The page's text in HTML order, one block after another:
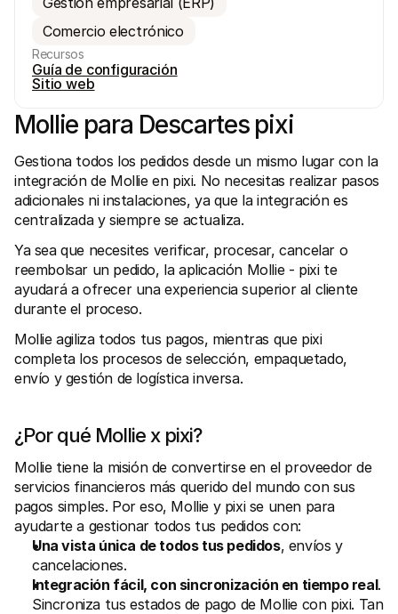
Comercio electrónico
Recursos
Guía de configuración
Sitio web
Mollie para Descartes pixi
Gestiona todos los pedidos desde un mismo lugar con la
integración de Mollie en pixi. No necesitas realizar pasos
adicionales ni instalaciones, ya que la integración es
centralizada y siempre se actualiza.
Ya sea que necesites verificar, procesar, cancelar o
reembolsar un pedido, la aplicación Mollie - pixi te
ayudará a ofrecer una experiencia superior al cliente
durante el proceso.
Mollie agiliza todos tus pagos, mientras que pixi
completa los procesos de selección, empaquetado,
envío y gestión de logística inversa.
¿Por qué Mollie x pixi?
Mollie tiene la misión de convertirse en el proveedor de
servicios financieros más querido del mundo con sus
pagos simples. Por eso, Mollie y pixi se unen para
ayudarte a gestionar todos tus pedidos con:
Una vista única de todos tus pedidos, envíos y
cancelaciones.
Integración fácil, con sincronización en tiempo real.
Sincroniza tus estados de pago de Mollie con pixi. Tan
Recursos técnicos
Descubre recursos para desarrolladores y actualizaciones
Biblioteca
Integra Mollie con bibliotecas listas para usar
Comunidad Discord
Únete a nuestra comunidad de desarrolladores
Precios
Consultar nuestros precios
Sobre nosotros
Descubre más sobre nuestra
historia y valores
Noticias
Leer las últimas noticias de Mollie
Vacantes
¡Trabaja con nosotros!
Contacto
Clientes de Mollie
Contactar equipo de ventas
Descubre cómo podemos ayudar a tu empresa